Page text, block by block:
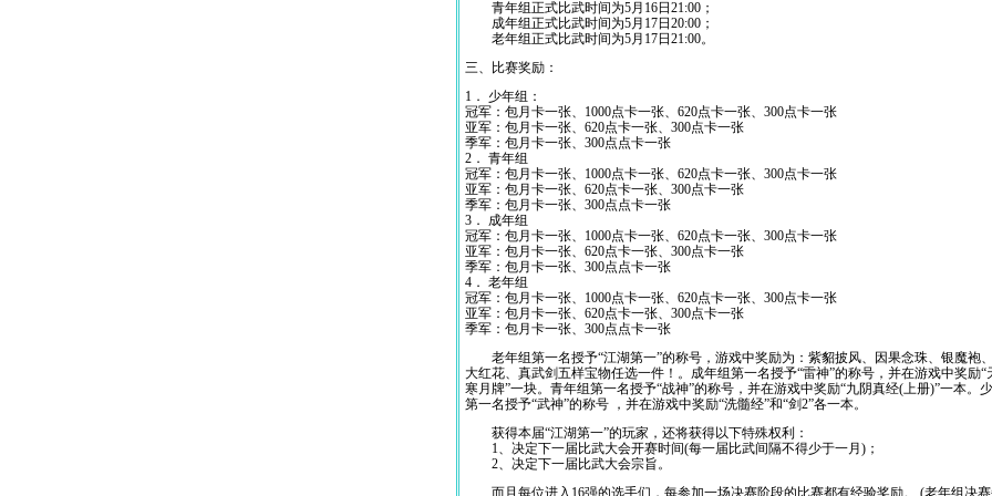
青年组正式比武时间为5月16日21:00；
成年组正式比武时间为5月17日20:00；
老年组正式比武时间为5月17日21:00。
三、比赛奖励：
1． 少年组：
冠军：包月卡一张、1000点卡一张、620点卡一张、300点卡一张
亚军：包月卡一张、620点卡一张、300点卡一张
季军：包月卡一张、300点点卡一张
2． 青年组
冠军：包月卡一张、1000点卡一张、620点卡一张、300点卡一张
亚军：包月卡一张、620点卡一张、300点卡一张
季军：包月卡一张、300点点卡一张
3． 成年组
冠军：包月卡一张、1000点卡一张、620点卡一张、300点卡一张
亚军：包月卡一张、620点卡一张、300点卡一张
季军：包月卡一张、300点点卡一张
4． 老年组
冠军：包月卡一张、1000点卡一张、620点卡一张、300点卡一张
亚军：包月卡一张、620点卡一张、300点卡一张
季军：包月卡一张、300点点卡一张
老年组第一名授予“江湖第一”的称号，游戏中奖励为：紫貂披风、因果念珠、银魔袍
大红花、真武剑五样宝物任选一件！。成年组第一名授予“雷神”的称号，并在游戏中奖励“
寒月牌”一块。青年组第一名授予“战神”的称号，并在游戏中奖励“九阴真经(上册)”一本。
第一名授予“武神”的称号 ，并在游戏中奖励“洗髓经”和“剑2”各一本。
获得本届“江湖第一”的玩家，还将获得以下特殊权利：
1、决定下一届比武大会开赛时间(每一届比武间隔不得少于一月)；
2、决定下一届比武大会宗旨。
而且每位进入16强的选手们，每参加一场决赛阶段的比赛都有经验奖励。 (老年组决